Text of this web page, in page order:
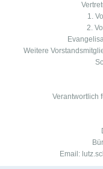
1.
2.
Weitere
Verantwortlich
Email: